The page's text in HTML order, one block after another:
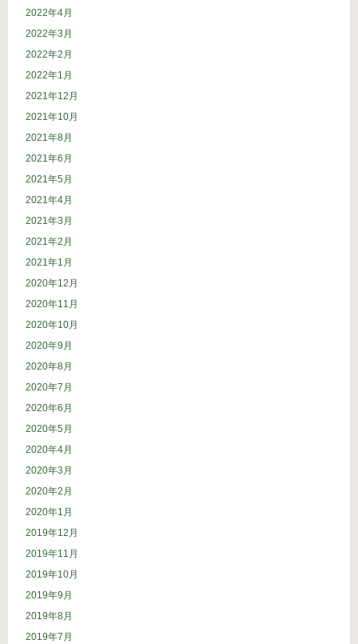
2022年4月
2022年3月
2022年2月
2022年1月
2021年12月
2021年10月
2021年8月
2021年6月
2021年5月
2021年4月
2021年3月
2021年2月
2021年1月
2020年12月
2020年11月
2020年10月
2020年9月
2020年8月
2020年7月
2020年6月
2020年5月
2020年4月
2020年3月
2020年2月
2020年1月
2019年12月
2019年11月
2019年10月
2019年9月
2019年8月
2019年7月